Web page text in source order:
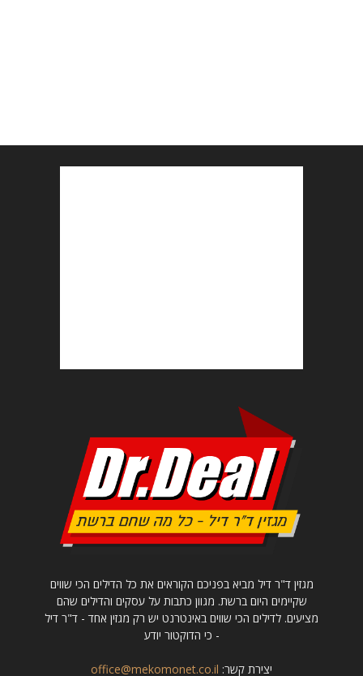
מגזין ד"ר דיל מביא בפניכם הקוראים את כל הדילים הכי שווים
שקיימים היום ברשת. מגוון כתבות על עסקים והדילים שהם
מציעים. לדילים הכי שווים באינטרנט יש רק מגזין אחד - ד"ר דיל
- כי הדוקטור יודע
יצירת קשר: office@mekomonet.co.il